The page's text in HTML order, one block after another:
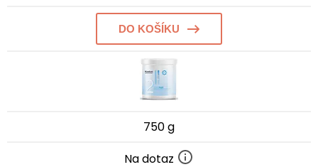
DO KOŠÍKU
750 g
Na dotaz